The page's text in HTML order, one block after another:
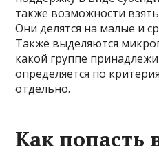
также возможности
Они делятся на малые и
Также выделяются
какой группе
определяется по
отдельно.
Как попасть